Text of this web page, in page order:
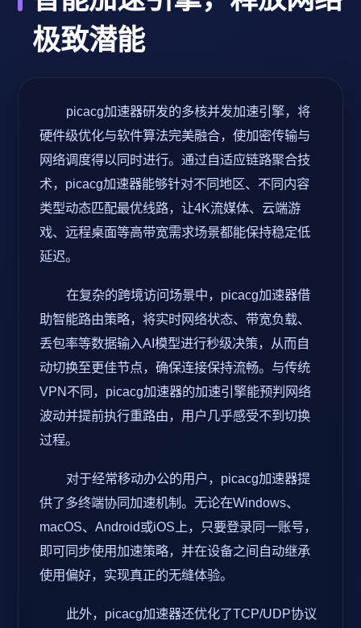
极致潜能
picacg加速器研发的多核并发加速引擎，将
硬件级优化与软件算法完美融合，使加密传输与
网络调度得以同时进行。通过自适应链路聚合技
术，picacg加速器能够针对不同地区、不同内容
类型动态匹配最优线路，让4K流媒体、云端游
戏、远程桌面等高带宽需求场景都能保持稳定低
延迟。
在复杂的跨境访问场景中，picacg加速器借
助智能路由策略，将实时网络状态、带宽负载、
丢包率等数据输入AI模型进行秒级决策，从而自
动切换至更佳节点，确保连接保持流畅。与传统
VPN不同，picacg加速器的加速引擎能预判网络
波动并提前执行重路由，用户几乎感受不到切换
过程。
对于经常移动办公的用户，picacg加速器提
供了多终端协同加速机制。无论在Windows、
macOS、Android或iOS上，只要登录同一账号，
即可同步使用加速策略，并在设备之间自动继承
使用偏好，实现真正的无缝体验。
此外，picacg加速器还优化了TCP/UDP协议